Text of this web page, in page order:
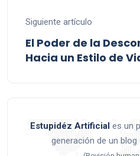
Siguiente artículo
El Poder de la
Hacia un Estilo de
Estupidéz Artificial es un
generación de un blog